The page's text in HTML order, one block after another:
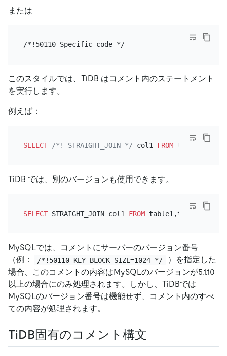
または
/*!50110 Specific code */
このスタイルでは、TiDB はコメント内のステートメント
を実行します。
例えば：
SELECT /*! STRAIGHT_JOIN */ col1 FROM
TiDB では、別のバージョンも使用できます。
SELECT STRAIGHT_JOIN col1 FROM table1,table2
MySQLでは、コメントにサーバーのバージョン番号
（例：
/*!50110 KEY_BLOCK_SIZE=1024 */
）を指定した
場合、このコメントの内容はMySQLのバージョンが5.1.10
以上の場合にのみ処理されます。しかし、TiDBでは
MySQLのバージョン番号は機能せず、コメント内のすべ
ての内容が処理されます。
TiDB固有のコメント構文